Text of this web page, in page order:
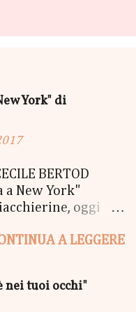
York" di
BERTOD
a New York"
oggi
MEGA GIVEAWAY
una volta a
Newton Compton.
A LEGGERE
nei tuoi occhi"